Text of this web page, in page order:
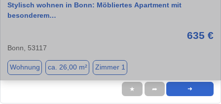
Stylisch wohnen in Bonn: Möbliertes Apartment mit
besonderem…
635 €
Bonn, 53117
Wohnung ca. 26,00 m² Zimmer 1
★ ➦ ➜